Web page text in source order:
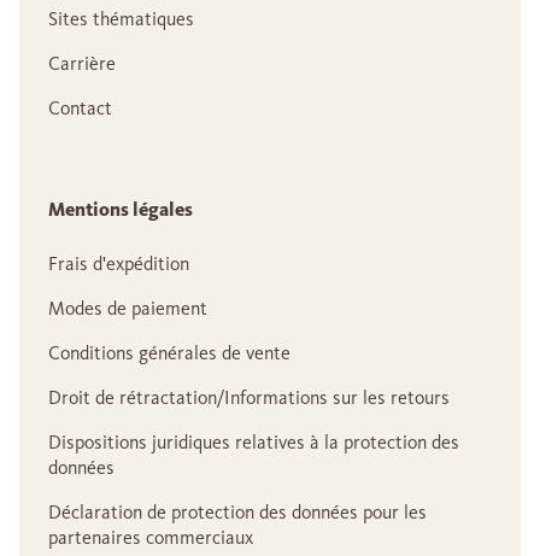
Sites thématiques
Carrière
Contact
Mentions légales
Frais d'expédition
Modes de paiement
Conditions générales de vente
Droit de rétractation/Informations sur les retours
Dispositions juridiques relatives à la protection des
données
Déclaration de protection des données pour les
partenaires commerciaux